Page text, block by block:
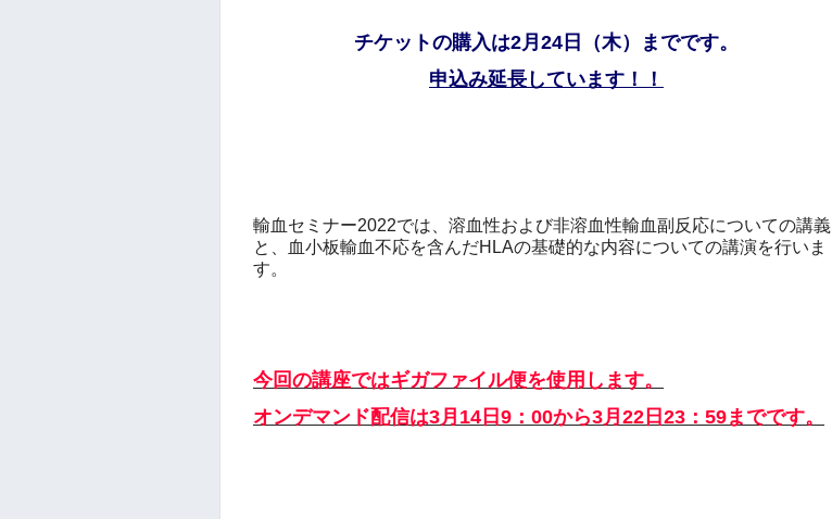
チケットの購入は2月24日（木）までです。
申込み延長しています！！
輸血セミナー2022では、溶血性および非溶血性輸血副反応についての講義
と、血小板輸血不応を含んだHLAの基礎的な内容についての講演を行いま
す。
今回の講座ではギガファイル便を使用します。
オンデマンド配信は3月14日9：00から3月22日23：59までです。